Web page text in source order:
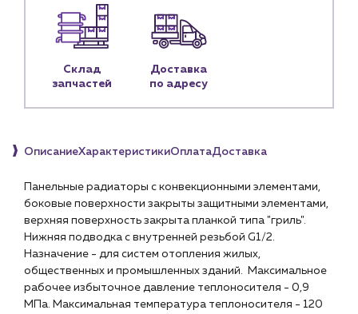
Контакты
Контактные данные
Наши партнёры
Чат-бот
Пн – пт: 9:00 – 18:00
sales@profpotok.ru
г. Краснодар, ул. Российская, 63
Склад
запчастей
Доставка
по адресу
ОписаниеХарактеристикиОплатаДоставка
Панельные радиаторы с конвекционными элементами,
боковые поверхности закрыты защитными элементами,
верхняя поверхность закрыта планкой типа "гриль".
Нижняя подводка с внутренней резьбой G1/2.
Назначение - для систем отопления жилых,
общественных и промышленных зданий. Максимальное
рабочее избыточное давление теплоносителя - 0,9
МПа. Максимальная температура теплоносителя - 120